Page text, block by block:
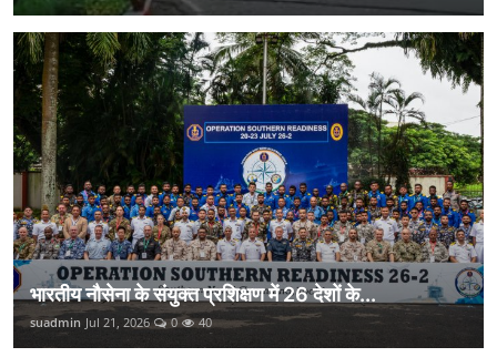
भारतीय नौसेना के संयुक्त प्रशिक्षण में 26 देशों के...
suadmin Jul 21, 2026 0 40